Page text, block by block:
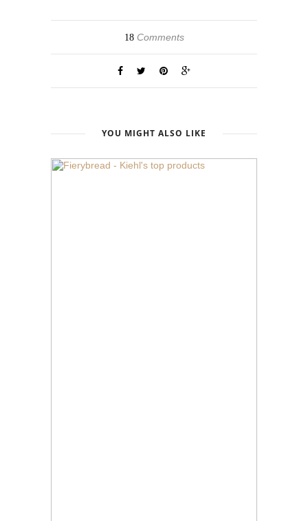
18Comments
YOU MIGHT ALSO LIKE